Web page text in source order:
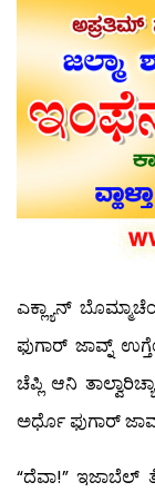
ಎಕ್ಲ್ಯಾನ್
ಫುಗಾರ್ ಜಾವ್ನ್
ಚೆಪ್ಲಿ ಆನಿ
ಅರ್ಧೊ ಫುಗಾರ್
“ದೆವಾ!” ಇಜಾಬೆಲ್